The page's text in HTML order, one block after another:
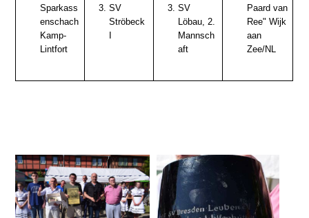
Sparkass
enschach
Kamp-
Lintfort
SV
Ströbeck
I
SV
Löbau, 2.
Mannsch
aft
Paard van
Ree" Wijk
aan
Zee/NL